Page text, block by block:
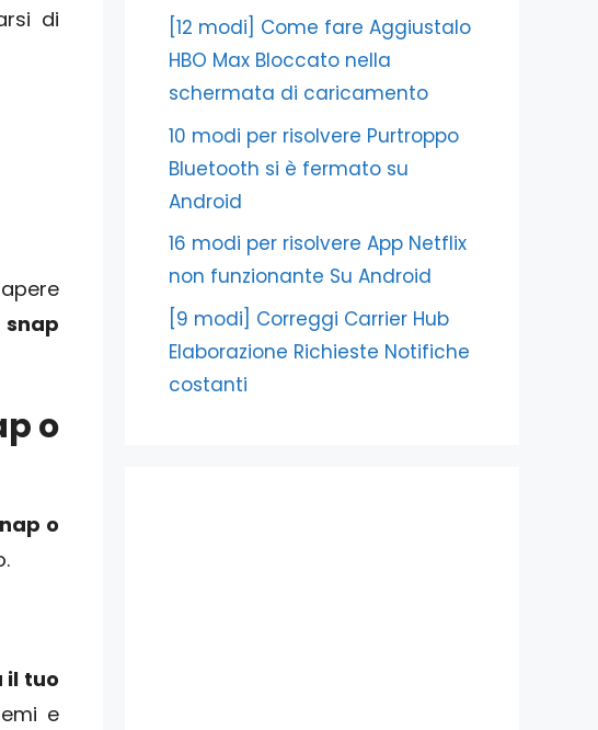
di
o
o
il tuo
e
[12 modi] Come fare Aggiustalo
HBO Max Bloccato nella
schermata di caricamento
10 modi per risolvere Purtroppo
Bluetooth si è fermato su
Android
16 modi per risolvere App Netflix
non funzionante Su Android
[9 modi] Correggi Carrier Hub
Elaborazione Richieste Notifiche
costanti